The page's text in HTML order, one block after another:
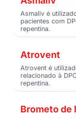
Asmaliv é
pacientes com
repentina.
Atrovent
Atrovent é
relacionado à
repentina.
Brometo de